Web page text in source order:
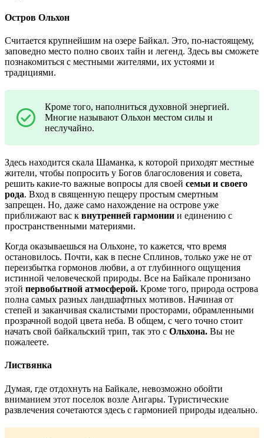
Остров Ольхон
Считается крупнейшим на озере Байкал. Это, по-настоящему,
заповедно место полно своих тайн и легенд. Здесь вы сможете
познакомиться с местными жителями, их устоями и
традициями.
Кроме того, наполниться духовной энергией.
Многие называют Ольхон местом силы и
неслучайно.
Здесь находится скала Шаманка, к которой приходят местные
жители, чтобы попросить у Богов благословения и совета,
решить какие-то важные вопросы для своей семьи и своего
рода. Вход в священную пещеру простым смертным
запрещен. Но, даже само нахождение на острове уже
приближают вас к внутренней гармонии и единению с
пространственными материями.
Когда оказываешься на Ольхоне, то кажется, что время
остановилось. Почти, как в песне Сплинов, только уже не от
переизбытка гормонов любви, а от глубинного ощущения
истинной человеческой природы. Все на Байкале пронизано
этой первобытной атмосферой. Кроме того, природа острова
полна самых разных ландшафтных мотивов. Начиная от
степей и заканчивая скалистыми просторами, обрамленными
прозрачной водой цвета неба. В общем, с чего точно стоит
начать свой байкальский трип, так это с Ольхона. Вы не
пожалеете.
Листвянка
Думая, где отдохнуть на Байкале, невозможно обойти
вниманием этот поселок возле Ангары. Туристические
развлечения сочетаются здесь с гармонией природы идеально.